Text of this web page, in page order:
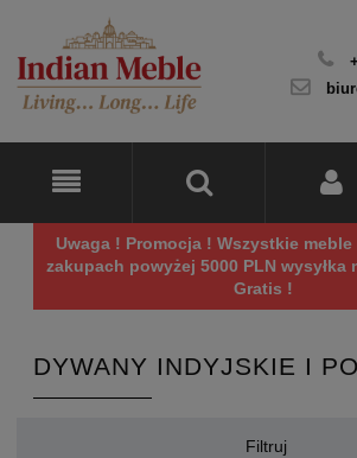
Uwaga ! Promocja ! Wszystkie meble
zakupach powyżej 5000 PLN wysyłka
Gratis !
DYWANY INDYJSKIE I
Filtruj